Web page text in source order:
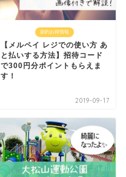
節約お得情報
【メルペイ レジでの使い方 あ
と払いする方法】招待コード
で300円分ポイントもらえま
す！
2019-09-17